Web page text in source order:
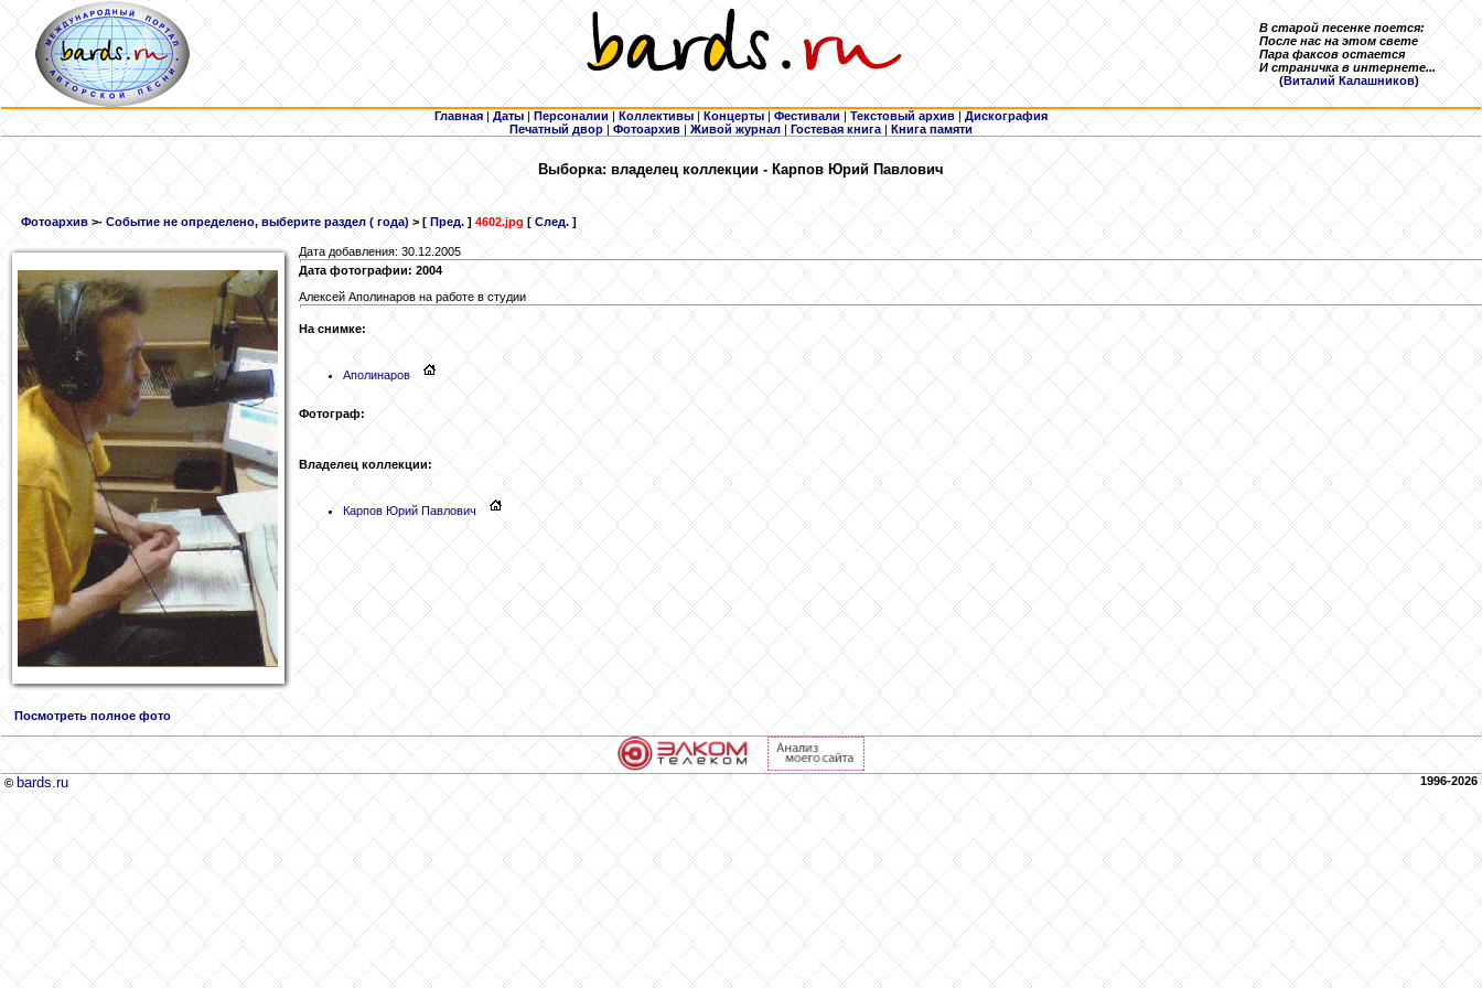
В старой песенке поется:
После нас на этом свете
Пара факсов остается
И страничка в интернете...
(Виталий Калашников)
Главная | Даты | Персоналии | Коллективы | Концерты | Фестивали | Текстовый архив | Дискография
Печатный двор | Фотоархив | Живой журнал |Гостевая книга | Книга памяти
Выборка: владелец коллекции - Карпов Юрий Павлович
Фотоархив >- Событие не определено, выберите раздел ( года) > [ Пред. ] 4602.jpg [ След. ]
Дата добавления: 30.12.2005
Дата фотографии: 2004
Алексей Аполинаров на работе в студии
На снимке:
Аполинаров
Фотограф:
Владелец коллекции:
Карпов Юрий Павлович
Посмотреть полное фото
© bards.ru 1996-2026